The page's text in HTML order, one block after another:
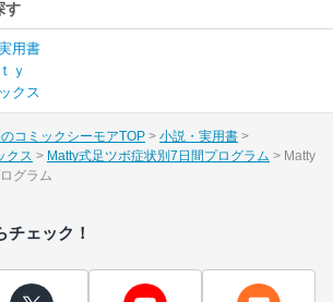
す
用書
ｙ
クス
コミックシーモアTOP
小説・実用書
クス Matty式足ツボ症状別7日間プログラム
Matty
グラム
ェック！